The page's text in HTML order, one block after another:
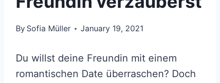
By Sofia Müller January 19, 2021
Du willst deine Freundin mit einem
romantischen Date überraschen? Doch